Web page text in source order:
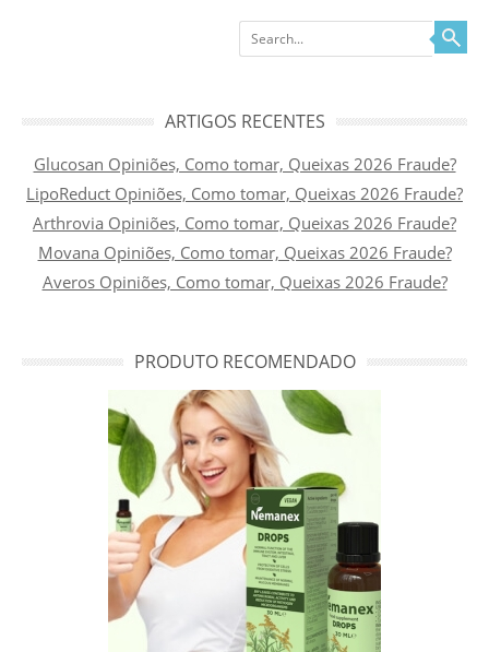
Search
ARTIGOS RECENTES
Glucosan Opiniões, Como tomar, Queixas 2026 Fraude?
LipoReduct Opiniões, Como tomar, Queixas 2026 Fraude?
Arthrovia Opiniões, Como tomar, Queixas 2026 Fraude?
Movana Opiniões, Como tomar, Queixas 2026 Fraude?
Averos Opiniões, Como tomar, Queixas 2026 Fraude?
PRODUTO RECOMENDADO